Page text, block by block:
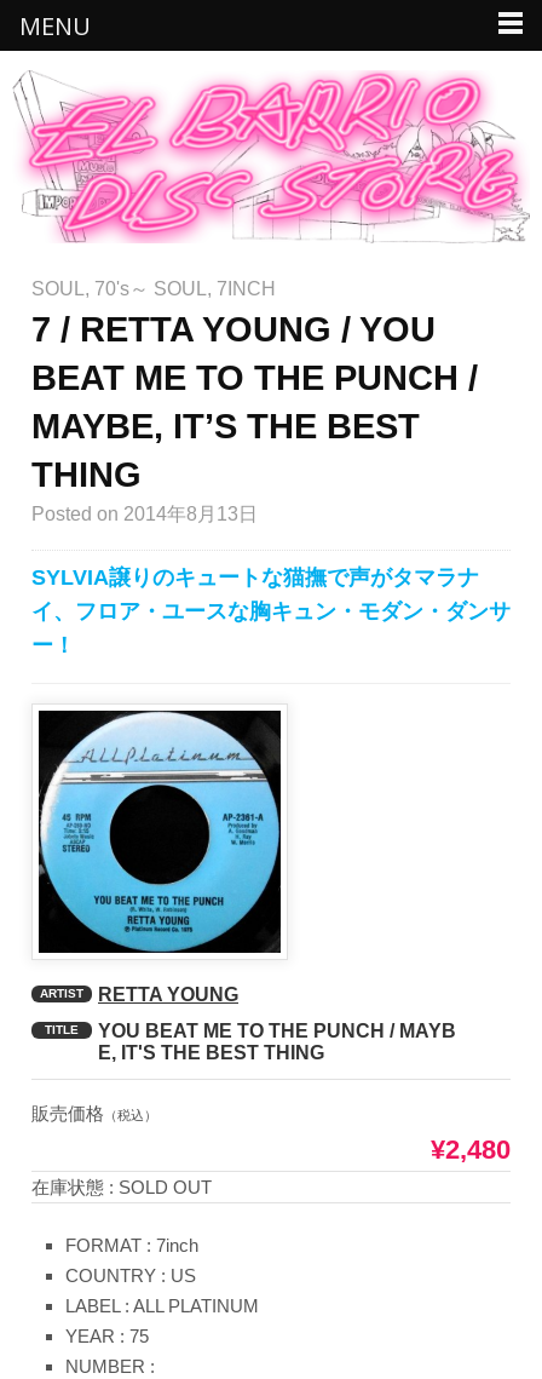
SOUL , 70's～ SOUL , 7INCH
7 / RETTA YOUNG / YOU
BEAT ME TO THE PUNCH /
MAYBE, IT’S THE BEST
THING
Posted on 2014年8月13日
SYLVIA譲りのキュートな猫撫で声がタマラナ
イ、フロア・ユースな胸キュン・モダン・ダンサ
ー！
ARTIST RETTA YOUNG
TITLE
YOU BEAT ME TO THE PUNCH / MAYB
E, IT'S THE BEST THING
販売価格 （税込）
¥2,480
在庫状態 : SOLD OUT
FORMAT : 7inch
COUNTRY : US
LABEL : ALL PLATINUM
YEAR : 75
NUMBER :
MENU